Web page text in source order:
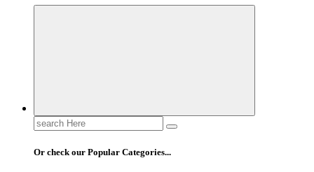
Search
for:
Or check our Popular Categories...